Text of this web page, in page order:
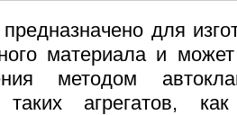
для
материала и
методом
таких агрегатов,